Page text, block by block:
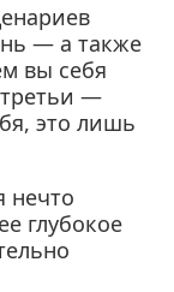
— а также
вы себя
третьи —
это лишь
нечто
глубокое